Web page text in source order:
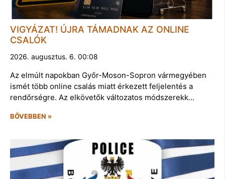
VIGYÁZAT! ÚJRA TÁMADNAK AZ ONLINE
CSALÓK
2026. augusztus. 6. 00:08
Az elmúlt napokban Győr-Moson-Sopron vármegyében
ismét több online csalás miatt érkezett feljelentés a
rendőrségre. Az elkövetők változatos módszerekk…
BŐVEBBEN »